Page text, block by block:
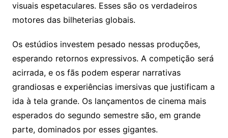
visuais espetaculares. Esses são os verdadeiros
motores das bilheterias globais.
Os estúdios investem pesado nessas produções,
esperando retornos expressivos. A competição será
acirrada, e os fãs podem esperar narrativas
grandiosas e experiências imersivas que justificam a
ida à tela grande. Os lançamentos de cinema mais
esperados do segundo semestre são, em grande
parte, dominados por esses gigantes.